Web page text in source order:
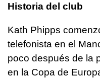
Historia del club
Kath Phipps
telefonista en el
poco después de la
en la Copa de